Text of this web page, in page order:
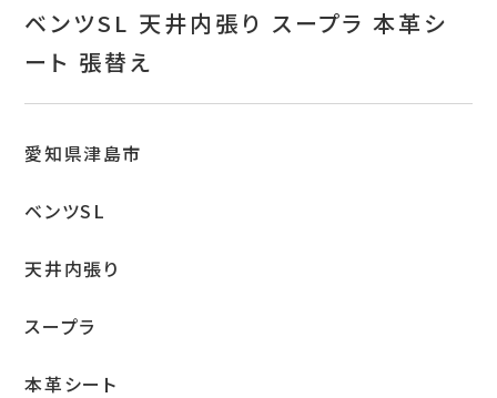
特定商取引表示
施工例
Tel.052-382-1913
ベンツSL 天井内張り スープラ 本革シ
ート 張替え
愛知県津島市
ベンツSL
天井内張り
スープラ
本革シート